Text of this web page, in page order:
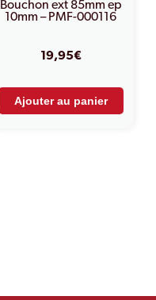
Bouchon ext 85mm ep
10mm – PMF-000116
19,95€
Ajouter au panier